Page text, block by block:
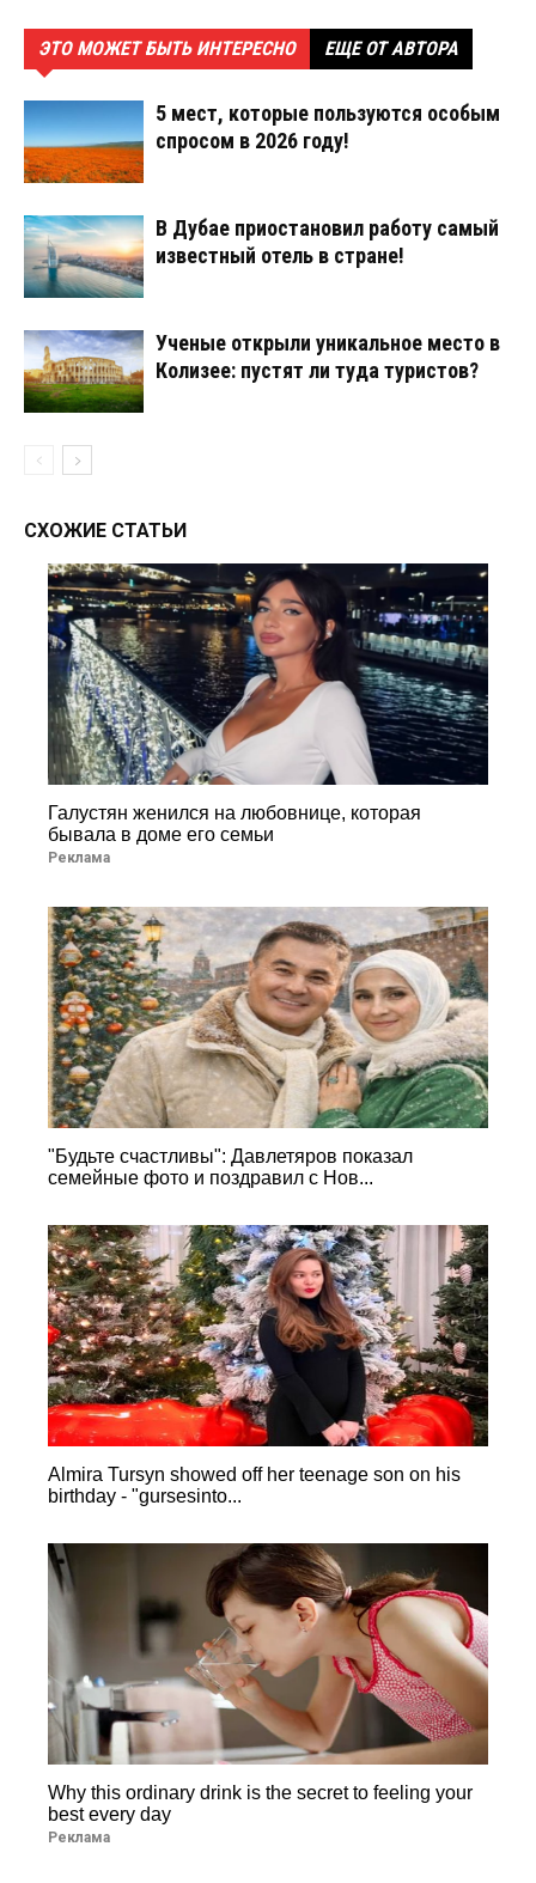
ЭТО МОЖЕТ БЫТЬ ИНТЕРЕСНО ЕЩЕ ОТ АВТОРА
5 мест, которые пользуются особым
спросом в 2026 году!
В Дубае приостановил работу самый
известный отель в стране!
Ученые открыли уникальное место в
Колизее: пустят ли туда туристов?
СХОЖИЕ СТАТЬИ
Галустян женился на любовнице, которая
бывала в доме его семьи
Реклама
"Будьте счастливы": Давлетяров показал
семейные фото и поздравил с Нов...
Almira Tursyn showed off her teenage son on his
birthday - "gursesinto...
Why this ordinary drink is the secret to feeling your
best every day
Реклама